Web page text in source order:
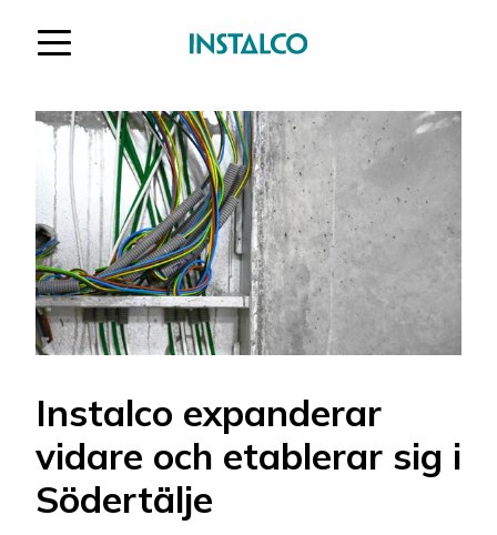
Instalco expanderar
vidare och etablerar sig i
Södertälje